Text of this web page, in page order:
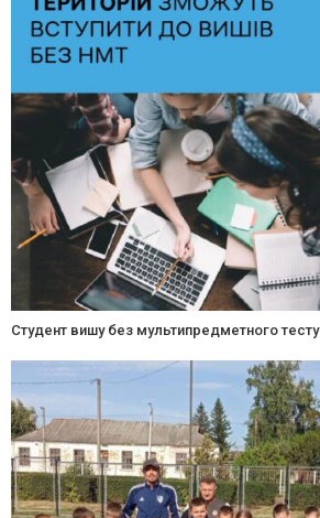
Студент вишу без мультипредметного тесту